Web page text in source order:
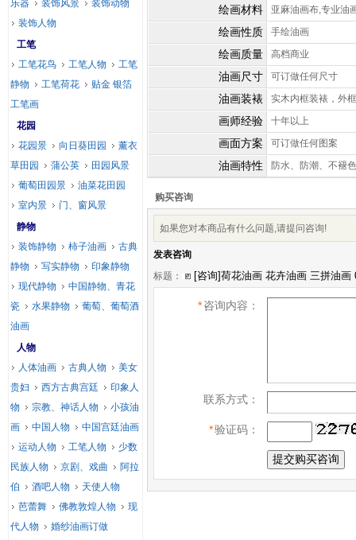
绘画材料 亚麻油画布,专业油
绘画性质 手绘油画
绘画质量 高档商业
油画尺寸 可订做任何尺寸
油画装裱 实木内框装裱，外
画师经验 十年以上
画面方案 可订做任何图案
油画特性 防水、防潮、不褪色
购买咨询
如果您对本商品有什么问题,请提问咨询!
发表咨询
标题：
*咨询内容：
联系方式：
*验证码：
乐器 装饰风景
装饰动物
装饰人物
工笔
工笔花鸟
工笔人物
工笔
静物
工笔荷花
贴金 银箔
工笔画
花园
花园景
向日葵田园
薰衣
草田园
蒲公英
田园风景
葡萄田园景
油菜花田园
室内景
门、窗风景
静物
装饰静物
柿子油画
古典
静物
写实静物
印象静物
现代静物
中国静物、青花
瓷
水果静物
葡萄、葡萄酒
油画
人物
人体油画
古典人物
美女
贵妇
西方古典宫廷
印象人
物
宗教、神话人物
小孩油
画
中国人物
中国宫廷油画
运动人物
工笔人物
少数
民族人物
京剧、戏曲
阿拉
伯
酒吧人物
天使人物
芭蕾舞
佛教敦煌人物
现
代人物
婚纱油画订做